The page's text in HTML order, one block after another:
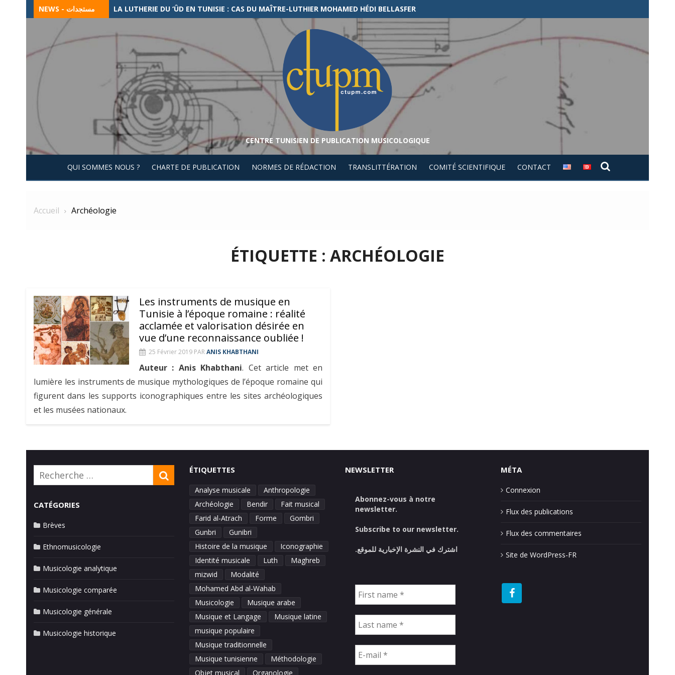
Skip
to
NEWS - مستجدات CHANTS ET TRADITIONS MUSICALES CHEZ AWLÂD SÎDÎ ‘ABÎD (FRONTIÈRE ALGÉRO-TUNISIENNE)
CENTRE TUNISIEN DE PUBLICATION MUSICOLOGIQUE
QUI SOMMES NOUS ? CHARTE DE PUBLICATION NORMES DE RÉDACTION TRANSLITTÉRATION COMITÉ SCIENTIFIQUE CONTACT
Accueil Archéologie
ÉTIQUETTE : ARCHÉOLOGIE
Les instruments de musique en
Tunisie à l’époque romaine : réalité
acclamée et valorisation désirée en
vue d’une reconnaissance oubliée !
25 Février 2019 PAR ANIS KHABTHANI
Auteur : Anis Khabthani. Cet article met en
lumière les instruments de musique mythologiques de l’époque romaine qui
figurent dans les supports iconographiques entre les sites archéologiques
et les musées nationaux.
Rechercher: RECHERCHE
CATÉGORIES
Brèves
Ethnomusicologie
Musicologie analytique
Musicologie comparée
Musicologie générale
Musicologie historique
ÉTIQUETTES
Analyse musicale
Anthropologie
Archéologie
Bendir
Fait musical
Farid al-Atrach
Forme
Gombri
Gunbri
Gunibri
Histoire de la musique
Iconographie
Identité musicale
Luth
Maghreb
mizwid
Modalité
Mohamed Abd al-Wahab
Musicologie
Musique arabe
Musique et Langage
Musique latine
musique populaire
Musique traditionnelle
Musique tunisienne
Méthodologie
Objet musical
Organologie
NEWSLETTER
Abonnez-vous à notre
newsletter.
Subscribe to our newsletter.
اشترك في النشرة الإخبارية للموقع.
MÉTA
Connexion
Flux des publications
Flux des commentaires
Site de WordPress-FR